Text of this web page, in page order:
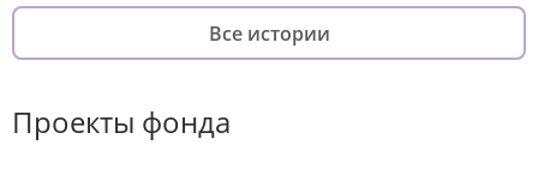
Все истории
Проекты фонда